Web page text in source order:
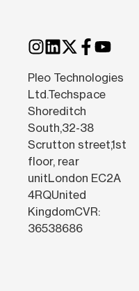
Pleo Technologies
Ltd.Techspace
Shoreditch
South,32-38
Scrutton street,1st
floor, rear
unitLondon EC2A
4RQUnited
KingdomCVR:
36538686